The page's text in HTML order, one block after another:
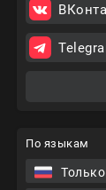
По языкам